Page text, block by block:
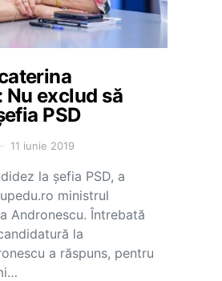
exclud să
PSD
11 iunie 2019
la șefia PSD, a
ministrul
Andronescu. Întrebată
la
a răspuns, pentru